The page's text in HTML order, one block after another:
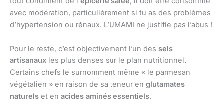
avec modération, particulièrement si tu as des problèmes
d’hypertension ou rénaux. L’UMAMI ne justifie pas l’abus !
Pour le reste, c’est objectivement l’un des sels
artisanaux les plus denses sur le plan nutritionnel.
Certains chefs le surnomment même « le parmesan
végétalien » en raison de sa teneur en glutamates
naturels et en acides aminés essentiels.